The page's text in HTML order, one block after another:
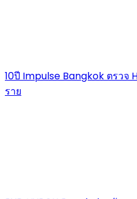
10ปี Impulse Bangkok ตรวจ
ราย